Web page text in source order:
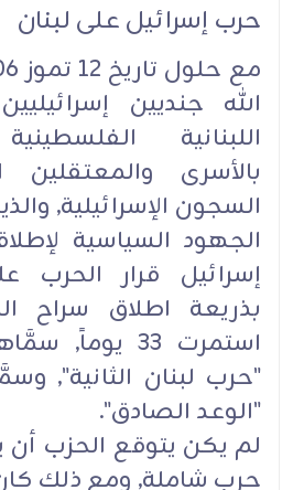
حرب إسرائيل على لبنان
الله جنديين
اللبنانية
بالأسرى والمعتقلين
السجون الإسرائيلية,
الجهود السياسية
إسرائيل قرار الحرب
بذريعة اطلاق سراح
استمرت 33
"حرب لبنان الثانية",
"الوعد الصادق".
لم يكن يتوقع الحزب أن
حربٍ شاملة, ومع ذلك